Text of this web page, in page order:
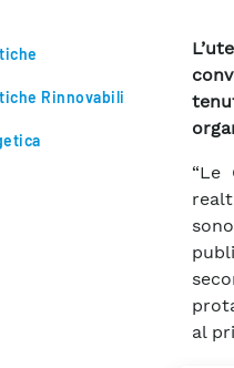
Rinnovabili
“Le
al